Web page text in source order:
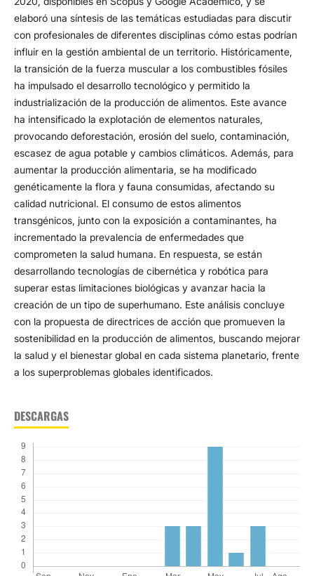
elaboró una síntesis de las temáticas estudiadas para discutir
con profesionales de diferentes disciplinas cómo estas podrían
influir en la gestión ambiental de un territorio. Históricamente,
la transición de la fuerza muscular a los combustibles fósiles
ha impulsado el desarrollo tecnológico y permitido la
industrialización de la producción de alimentos. Este avance
ha intensificado la explotación de elementos naturales,
provocando deforestación, erosión del suelo, contaminación,
escasez de agua potable y cambios climáticos. Además, para
aumentar la producción alimentaria, se ha modificado
genéticamente la flora y fauna consumidas, afectando su
calidad nutricional. El consumo de estos alimentos
transgénicos, junto con la exposición a contaminantes, ha
incrementado la prevalencia de enfermedades que
comprometen la salud humana. En respuesta, se están
desarrollando tecnologías de cibernética y robótica para
superar estas limitaciones biológicas y avanzar hacia la
creación de un tipo de superhumano. Este análisis concluye
con la propuesta de directrices de acción que promueven la
sostenibilidad en la producción de alimentos, buscando mejorar
la salud y el bienestar global en cada sistema planetario, frente
a los superproblemas globales identificados.
DESCARGAS